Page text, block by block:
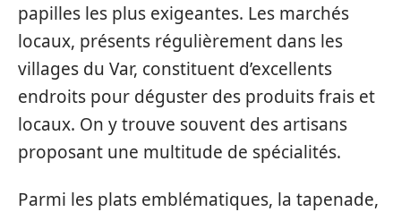
papilles les plus exigeantes. Les marchés
locaux, présents régulièrement dans les
villages du Var, constituent d’excellents
endroits pour déguster des produits frais et
locaux. On y trouve souvent des artisans
proposant une multitude de spécialités.
Parmi les plats emblématiques, la tapenade,